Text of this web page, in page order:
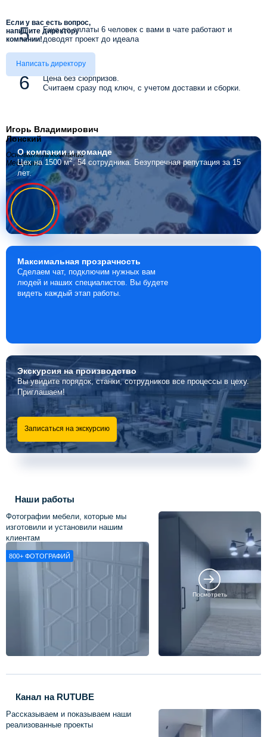
Еще до оплаты 6 человек с вами в чате работают и
доводят проект до идеала
Цена без сюрпризов.
Считаем сразу под ключ, с учетом доставки и сборки.
Если у вас есть вопрос,
напишите директору
компании!
Написать директору
Игорь Владимирович
Лонский
Основатель компании
Мебелино
О компаниии команде
Цех на 1500 м2, 54 сотрудника. Безупречная репутация за 15
лет.
Максимальная прозрачность
Сделаем чат, подключим нужных вам
людей и наших специалистов. Вы будете
видеть каждый этап работы.
Экскурсияна производство
Вы увидите порядок, станки, сотрудников все процессы в цеху.
Приглашаем!
Записаться на экскурсию
Наши работы
Фотографии мебели, которые мы
изготовили и установили нашим
клиентам
800+ ФОТОГРАФИЙ
Посмотреть
Канал на RUTUBE
Рассказываем и показываем наши
реализованные проекты